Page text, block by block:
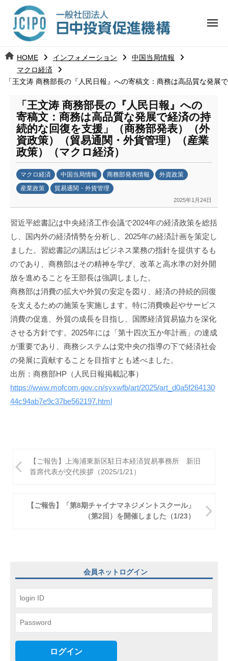
ツ 日
中
投
資
促
進
機
構
j
i
メ
HOME インフォメーション
中国当局情報
マクロ経済
「王文涛 商務部長の『人民日報』への寄稿文：商務は高品質な発
「王文涛 商務部長の『人民日報』への
寄稿文：商務は高品質な発展で経済の持
続的な回復を支援」（商務部発表）（外
資政策）（貿易通関・外貨管理）（産業
政策）（マクロ経済）
マクロ経済 中国当局情報 商務部発表情報
外資政策
産業政策
貿易通関・外貨管理
2025年1月24日
劉
娜
習近平総書記は中央経済工作会議で2024年の経済政策を総括
し、国内外の経済情勢を分析し、2025年の経済計画を策定し
ました。習総書記の講話はビジネス業務の指針を提供するも
のであり、商務部はその精神を学び、改革と高水準の対外開
放を進めることを王部長は強調しました。
商務部は消費の拡大や外貿の安定を図り、経済の持続的回復
を支えるための施策を実施します。特に消費喚起やサービス
消費の促進、外貿の成長を目指し、国際経済貿易協力を深化
させる方針です。2025年には「第十四次五か年計画」の達成
が重要であり、商務システムは党中央の指導の下で経済社会
の発展に貢献することを目指すとも述べました。
出所：商務部HP（人民日報掲載記事）
https://www.mofcom.gov.cn/syxwfb/art/2025/art_d0a5f264130
44c94ab7e9c37be562197.html
稿
ン
【ご報告】上海浦東新区駐日本経済貿易事務所 新旧
首席代表が交代挨拶（2025/1/21）
【ご報告】「第8期チャイナマネジメントスクール」
（第2回）を開催しました（1/23）
会員ネットログイン
ログイン
日
中
資
促
機
構